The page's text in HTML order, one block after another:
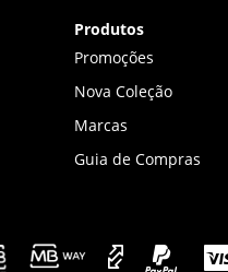
Produtos
Promoções
Nova Coleção
Marcas
Guia de Compras